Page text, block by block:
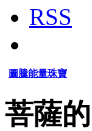
RSS
圖騰能量珠寶
菩薩